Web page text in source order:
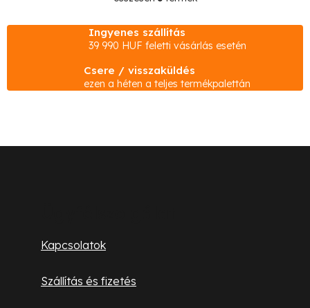
L
i
s
t
a
Ingyenes szállítás
39 990 HUF feletti vásárlás esetén
Csere / visszaküldés
ezen a héten a teljes termékpalettán
Kapcsolatok
Szállítás és fizetés